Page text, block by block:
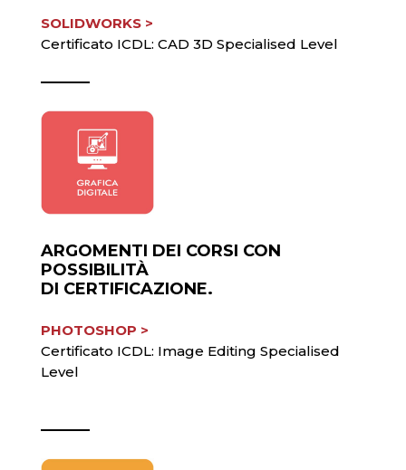
SOLIDWORKS >
Certificato ICDL: CAD 3D Specialised Level
ARGOMENTI DEI CORSI CON
POSSIBILITÀ
DI CERTIFICAZIONE.
PHOTOSHOP >
Certificato ICDL: Image Editing Specialised
Level